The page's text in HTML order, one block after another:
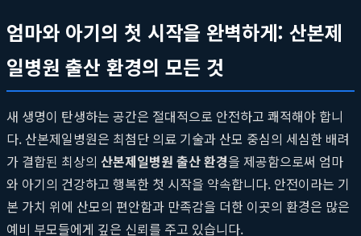
엄마와 아기의 첫 시작을 완벽하게: 산본제
일병원 출산 환경의 모든 것
새 생명이 탄생하는 공간은 절대적으로 안전하고 쾌적해야 합니
다. 산본제일병원은 최첨단 의료 기술과 산모 중심의 세심한 배려
가 결합된 최상의 산본제일병원 출산 환경을 제공함으로써 엄마
와 아기의 건강하고 행복한 첫 시작을 약속합니다. 안전이라는 기
본 가치 위에 산모의 편안함과 만족감을 더한 이곳의 환경은 많은
예비 부모들에게 깊은 신뢰를 주고 있습니다.